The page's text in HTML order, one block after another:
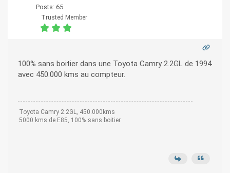
Posts: 65
Trusted Member
100% sans boitier dans une Toyota Camry 2.2GL de 1994
avec 450.000 kms au compteur.
Toyota Camry 2.2GL, 450.000kms
5000 kms de E85, 100% sans boitier